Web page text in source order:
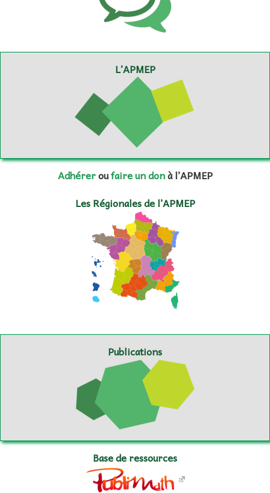
L’APMEP
Adhéreroufaire un donà l’APMEP
Les Régionales de l’APMEP
Publications
Base de ressources